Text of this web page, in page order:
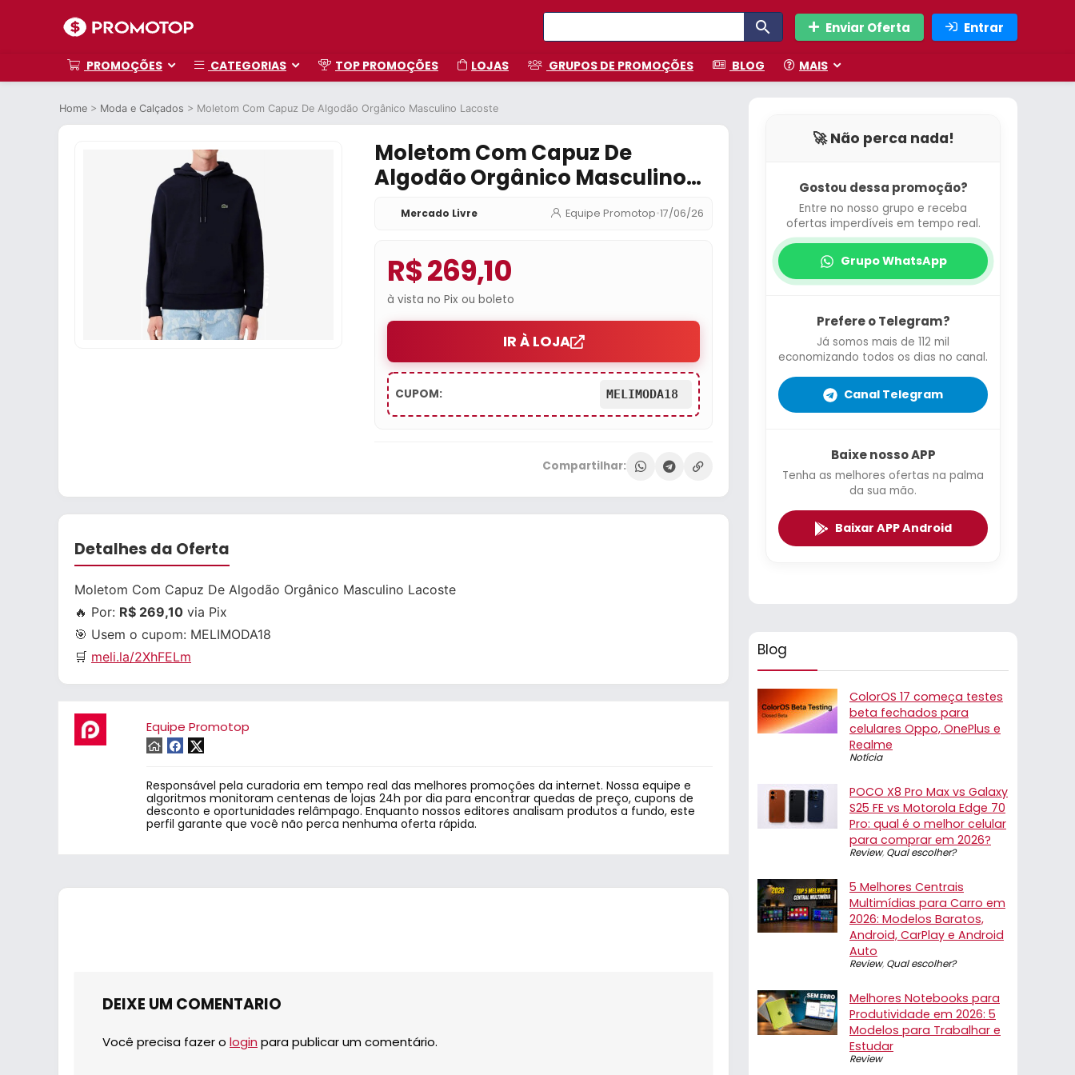
Enviar Oferta Entrar
PROMOÇÕES CATEGORIAS TOP PROMOÇÕES LOJAS GRUPOS DE PROMOÇÕES BLOG MAIS
Home > Moda e Calçados > Moletom Com Capuz De Algodão Orgânico Masculino Lacoste
Moletom Com Capuz De
Algodão Orgânico Masculino
Lacoste
Mercado Livre Equipe Promotop•17/06/26
R$ 269,10
à vista no Pix ou boleto
IR À LOJA
CUPOM: MELIMODA18
Compartilhar:
Detalhes da Oferta
Moletom Com Capuz De Algodão Orgânico Masculino Lacoste
🔥 Por: R$ 269,10 via Pix
🎯 Usem o cupom: MELIMODA18
🛒 meli.la/2XhFELm
Equipe Promotop
Responsável pela curadoria em tempo real das melhores promoções da internet. Nossa equipe e
algoritmos monitoram centenas de lojas 24h por dia para encontrar quedas de preço, cupons de
desconto e oportunidades relâmpago. Enquanto nossos editores analisam produtos a fundo, este
perfil garante que você não perca nenhuma oferta rápida.
DEIXE UM COMENTARIO
Você precisa fazer o login para publicar um comentário.
🚀 Não perca nada!
Gostou dessa promoção?
Entre no nosso grupo e receba
ofertas imperdíveis em tempo real.
Grupo WhatsApp
Prefere o Telegram?
Já somos mais de 112 mil
economizando todos os dias no canal.
Canal Telegram
Baixe nosso APP
Tenha as melhores ofertas na palma
da sua mão.
Baixar APP Android
Blog
ColorOS 17 começa testes
beta fechados para
celulares Oppo, OnePlus e
Realme
Notícia
POCO X8 Pro Max vs Galaxy
S25 FE vs Motorola Edge 70
Pro: qual é o melhor celular
para comprar em 2026?
Review, Qual escolher?
5 Melhores Centrais
Multimídias para Carro em
2026: Modelos Baratos,
Android, CarPlay e Android
Auto
Review, Qual escolher?
Melhores Notebooks para
Produtividade em 2026: 5
Modelos para Trabalhar e
Estudar
Review